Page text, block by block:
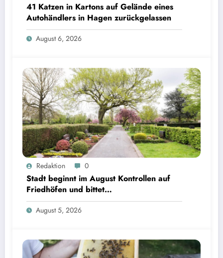
41 Katzen in Kartons auf Gelände eines
Autohändlers in Hagen zurückgelassen
August 6, 2026
Redaktion 0
Stadt beginnt im August Kontrollen auf
Friedhöfen und bittet
Grabverantwortliche um Pflegeeinsatz
August 5, 2026